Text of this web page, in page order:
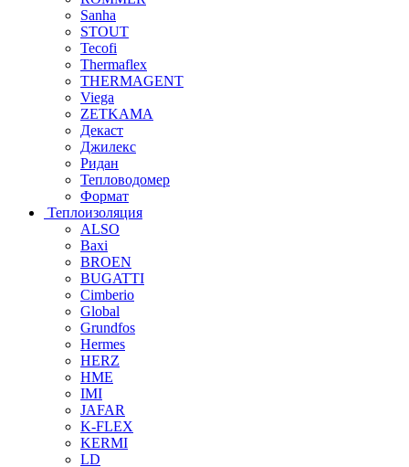
Sanha
STOUT
Tecofi
Thermaflex
THERMAGENT
Viega
ZETKAMA
Декаст
Джилекс
Ридан
Тепловодомер
Формат
Теплоизоляция
ALSO
Baxi
BROEN
BUGATTI
Cimberio
Global
Grundfos
Hermes
HERZ
HME
IMI
JAFAR
K-FLEX
KERMI
LD